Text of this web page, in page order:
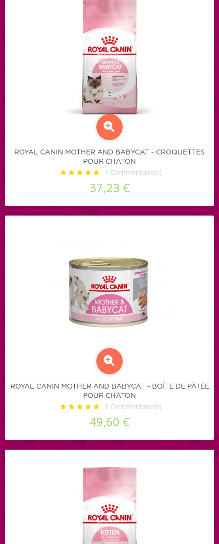
ROYAL CANIN MOTHER AND BABYCAT - CROQUETTES
POUR CHATON
1 Commentaire(s)
37,23 €
ROYAL CANIN MOTHER AND BABYCAT - BOÎTE DE PÂTÉE
POUR CHATON
3 Commentaire(s)
49,60 €